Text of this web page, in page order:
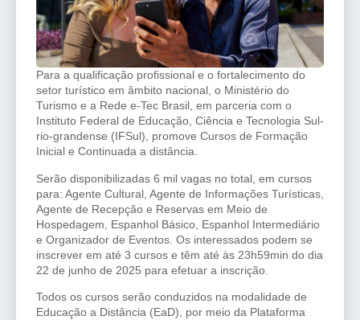
Para a qualificação profissional e o fortalecimento do
setor turístico em âmbito nacional, o Ministério do
Turismo e a Rede e-Tec Brasil, em parceria com o
Instituto Federal de Educação, Ciência e Tecnologia Sul-
rio-grandense (IFSul), promove Cursos de Formação
Inicial e Continuada a distância.
Serão disponibilizadas 6 mil vagas no total, em cursos
para: Agente Cultural, Agente de Informações Turísticas,
Agente de Recepção e Reservas em Meio de
Hospedagem, Espanhol Básico, Espanhol Intermediário
e Organizador de Eventos. Os interessados podem se
inscrever em até 3 cursos e têm até às 23h59min do dia
22 de junho de 2025 para efetuar a inscrição.
Todos os cursos serão conduzidos na modalidade de
Educação a Distância (EaD), por meio da Plataforma